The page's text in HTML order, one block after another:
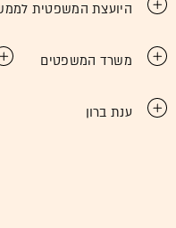
היועצת המשפטית
משרד המשפטים
ענת ברון